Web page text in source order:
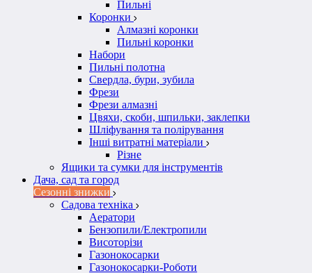
Пильні
Коронки
Алмазні коронки
Пильні коронки
Набори
Пильні полотна
Свердла, бури, зубила
Фрези
Фрези алмазні
Цвяхи, скоби, шпильки, заклепки
Шліфування та полірування
Інші витратні матеріали
Різне
Ящики та сумки для інструментів
Дача, сад та город
Сезонні знижки
Садова техніка
Аератори
Бензопили/Електропили
Висоторізи
Газонокосарки
Газонокосарки-Роботи